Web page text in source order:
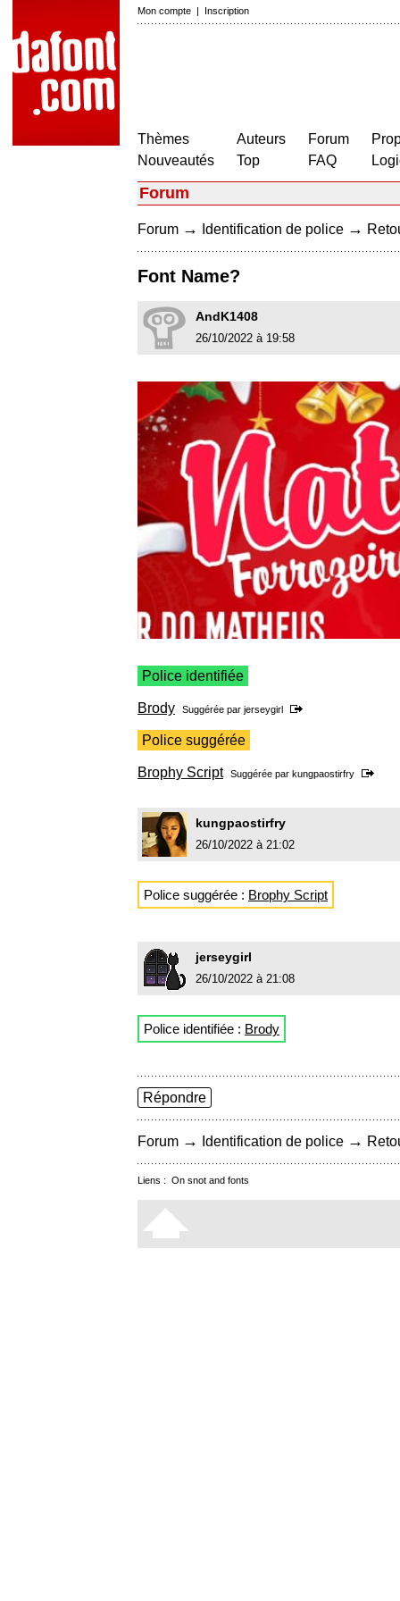
Mon compte | Inscription
Thèmes
Nouveautés
Auteurs
Top
Forum
FAQ
Forum
Forum → Identification de police →
Font Name?
AndK1408
26/10/2022 à 19:58
Police identifiée
Brody Suggérée par jerseygirl
Police suggérée
Brophy Script Suggérée par kungpaostirfry
kungpaostirfry
26/10/2022 à 21:02
Police suggérée : Brophy Script
jerseygirl
26/10/2022 à 21:08
Police identifiée : Brody
Répondre
Forum → Identification de police →
Liens : On snot and fonts